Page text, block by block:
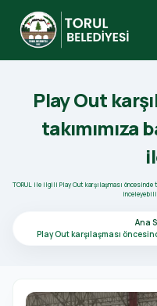
Play Out
takımımıza
TORUL ile ilgili Play Out karşılaşması
Ana
Play Out karşılaşması